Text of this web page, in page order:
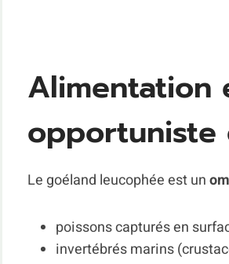
Alimentation
opportuniste
Le goéland leucophée est un
poissons capturés en
invertébrés marins